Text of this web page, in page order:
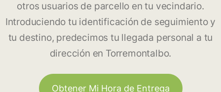
otros usuarios de parcello en tu vecindario.
Introduciendo tu identificación de seguimiento y
tu destino, predecimos tu llegada personal a tu
dirección en Torremontalbo.
Obtener Mi Hora de Entrega